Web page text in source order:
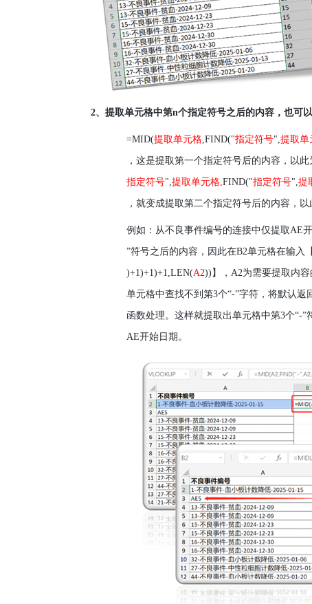
2、提取单元格中第n个指定符号之后的内容，也可
=MID(提取单元格,FIND("指定符号",提取单
，这是提取第一个指定符号后的内容，以
指定符号",提取单元格,FIND("指定符号",提
，就变成提取第二个指定符号后的内容，以
例如：从不良事件编号的连接中仅提取AE
”符号之后的内容，因此在B2单元格在输入
)+1)+1)+1,LEN(A2)) 】， A2为需要提取内
单元格中查找不到第3个“-”字符，将默认返
函数处理。这样就提取出单元格中第3个“-”
AE开始日期。